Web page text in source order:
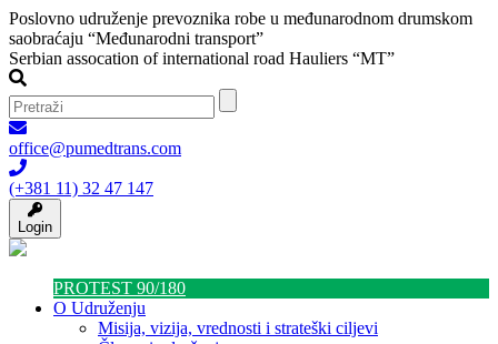
Poslovno udruženje prevoznika robe u međunarodnom drumskom
saobraćaju “Međunarodni transport”
Serbian assocation of international road Hauliers “MT”
office@pumedtrans.com
(+381 11) 32 47 147
Login
PROTEST 90/180
O Udruženju
Misija, vizija, vrednosti i strateški ciljevi